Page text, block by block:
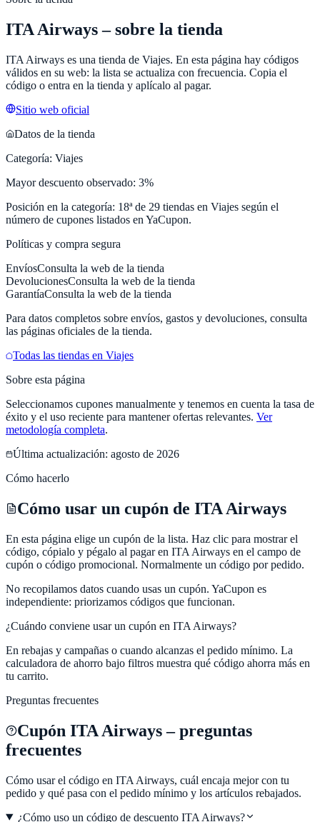
ITA Airways– sobre la tienda
ITA Airways es una tienda de Viajes. En esta página hay códigos
válidos en su web: la lista se actualiza con frecuencia. Copia el
código o entra en la tienda y aplícalo al pagar.
Sitio web oficial
Datos de la tienda
Categoría: Viajes
Mayor descuento observado: 3%
Posición en la categoría: 18ª de 29 tiendas en Viajes según el
número de cupones listados en YaCupon.
Políticas y compra segura
EnvíosConsulta la web de la tienda
DevolucionesConsulta la web de la tienda
GarantíaConsulta la web de la tienda
Para datos completos sobre envíos, gastos y devoluciones, consulta
las páginas oficiales de la tienda.
Todas las tiendas en Viajes
Sobre esta página
Seleccionamos cupones manualmente y tenemos en cuenta la tasa de
éxito y el uso reciente para mantener ofertas relevantes. Ver
metodología completa.
Última actualización: agosto de 2026
Cómo hacerlo
Cómo usar un cupón de ITA Airways
En esta página elige un cupón de la lista. Haz clic para mostrar el
código, cópialo y pégalo al pagar en ITA Airways en el campo de
cupón o código promocional. Normalmente un código por pedido.
No recopilamos datos cuando usas un cupón. YaCupon es
independiente: priorizamos códigos que funcionan.
¿Cuándo conviene usar un cupón en ITA Airways?
En rebajas y campañas o cuando alcanzas el pedido mínimo. La
calculadora de ahorro bajo filtros muestra qué código ahorra más en
tu carrito.
Preguntas frecuentes
Cupón ITA Airways– preguntas
frecuentes
Cómo usar el código en ITA Airways, cuál encaja mejor con tu
pedido y qué pasa con el pedido mínimo y los artículos rebajados.
¿Cómo uso un código de descuento ITA Airways?